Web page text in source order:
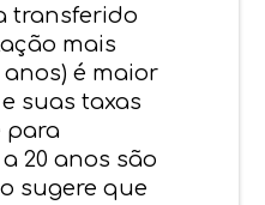
transferido
mais
anos) é maior
suas taxas
para
20 anos são
sugere que